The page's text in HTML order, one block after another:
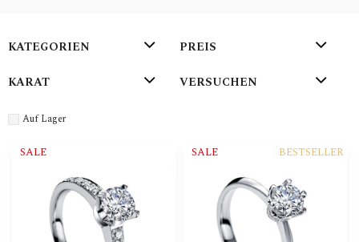
KATEGORIEN PREIS
KARAT VERSUCHEN
Auf Lager
SALE BESTSELLER
SALE